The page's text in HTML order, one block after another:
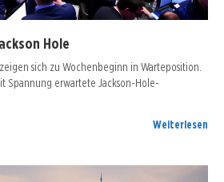
Hole
sich zu Wochenbeginn in Warteposition.
Spannung erwartete Jackson-Hole-
Weiterlesen